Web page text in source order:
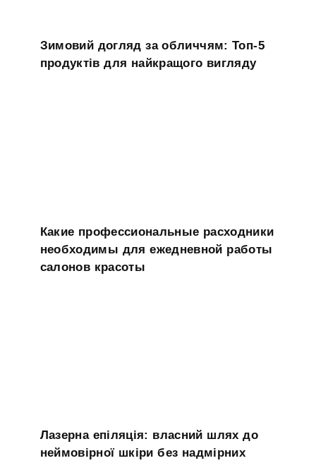
Зимовий догляд за обличчям: Топ-5
продуктів для найкращого вигляду
Какие профессиональные расходники
необходимы для ежедневной работы
салонов красоты
Лазерна епіляція: власний шлях до
неймовірної шкіри без надмірних